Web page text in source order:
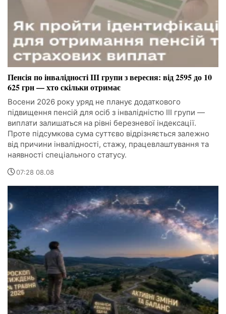
Пенсія по інвалідності III групи з вересня: від 2595 до 10
625 грн — хто скільки отримає
Восени 2026 року уряд не планує додаткового
підвищення пенсій для осіб з інвалідністю III групи —
виплати залишаться на рівні березневої індексації.
Проте підсумкова сума суттєво відрізняється залежно
від причини інвалідності, стажу, працевлаштування та
наявності спеціального статусу.
07:28 08.08